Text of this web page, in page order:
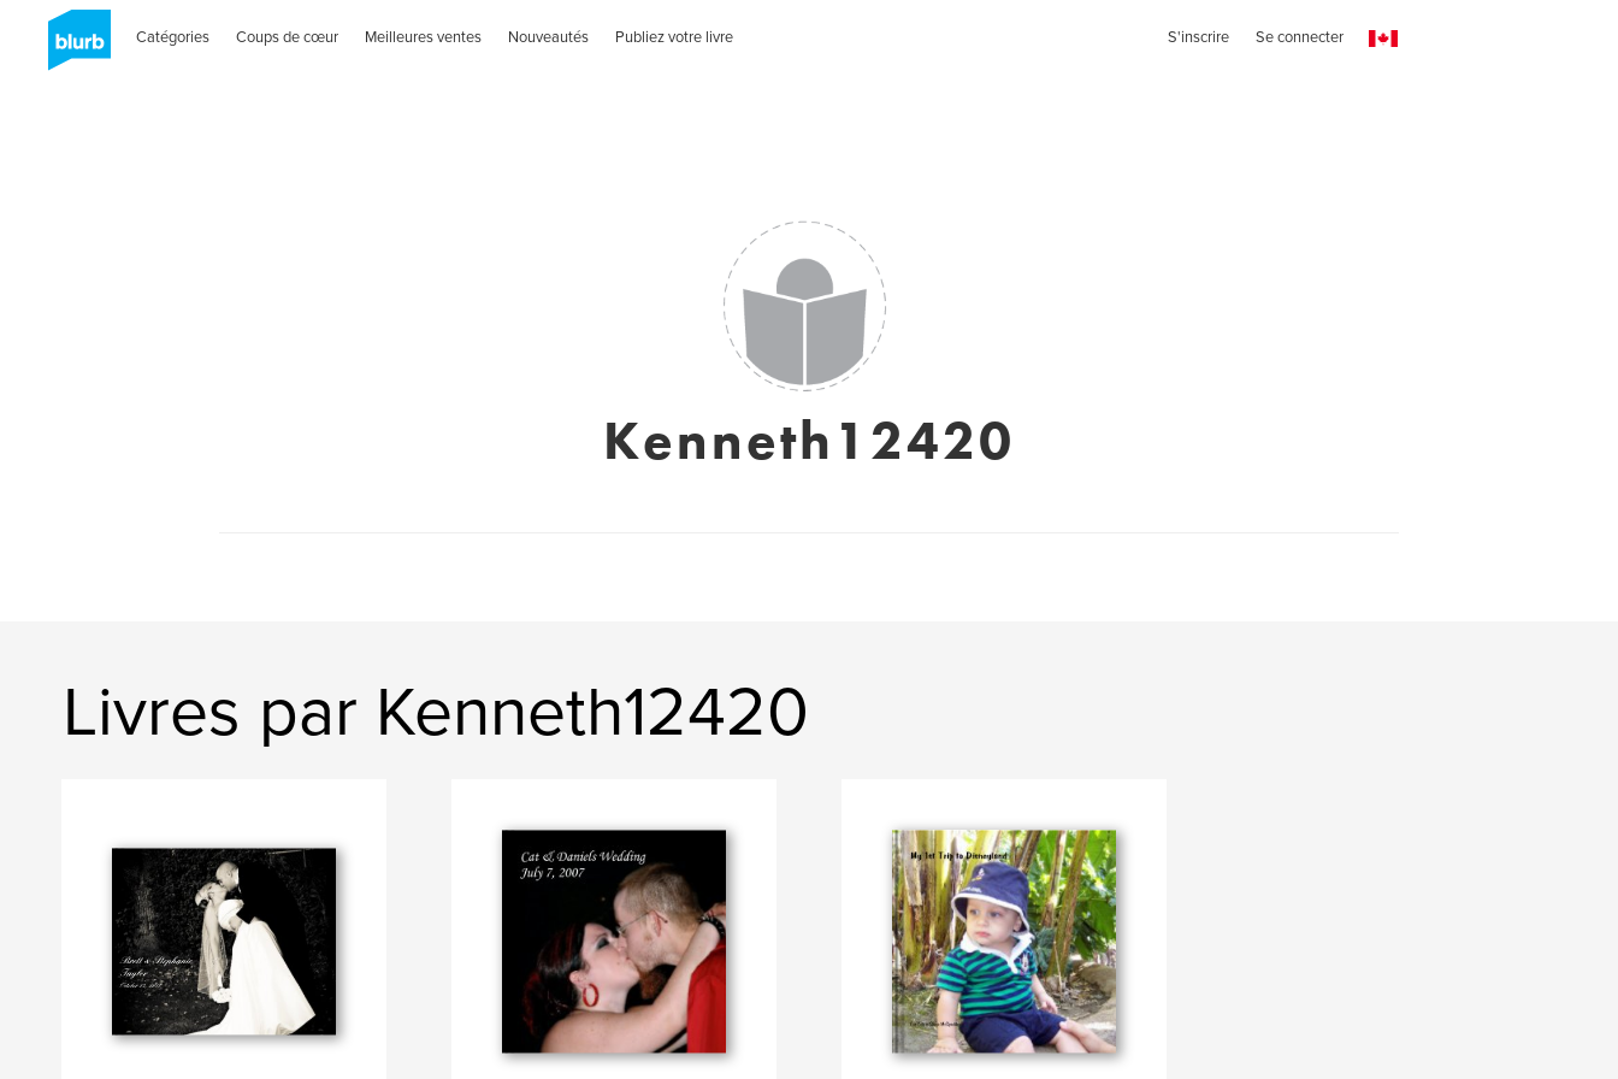
Catégories Coups de cœur Meilleures ventes Nouveautés Publiez votre livre S'inscrire Se connecter
Kenneth12420
Livres par Kenneth12420